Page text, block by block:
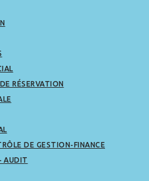
RÉSERVATION
DE GESTION-FINANCE
AUDIT